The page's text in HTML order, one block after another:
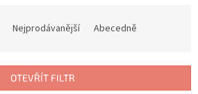
Nejprodávanější Abecedně
OTEVŘÍT FILTR